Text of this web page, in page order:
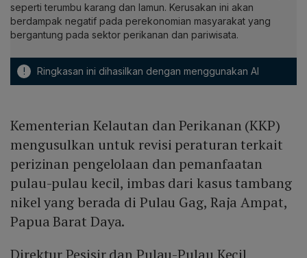
seperti terumbu karang dan lamun. Kerusakan ini akan
berdampak negatif pada perekonomian masyarakat yang
bergantung pada sektor perikanan dan pariwisata.
! Ringkasan ini dihasilkan dengan menggunakan AI
Kementerian Kelautan dan Perikanan (KKP)
mengusulkan untuk revisi peraturan terkait
perizinan pengelolaan dan pemanfaatan
pulau-pulau kecil, imbas dari kasus tambang
nikel yang berada di Pulau Gag, Raja Ampat,
Papua Barat Daya.
Direktur Pesisir dan Pulau-Pulau Kecil